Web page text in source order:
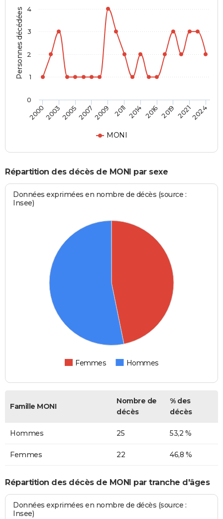
Personnes décédées
MONI
20002003200520072009 2011 2014 2016 2019 20212024
0
1
2
3
4
Répartition des décès de MONI par sexe
Données exprimées en nombre de décès (source :
Insee)
Femmes Hommes
Famille MONI
Nombre de
décès
% des
décès
Hommes 25 53,2 %
Femmes 22 46,8 %
Répartition des décès de MONI par tranche d'âges
Données exprimées en nombre de décès (source :
Insee)